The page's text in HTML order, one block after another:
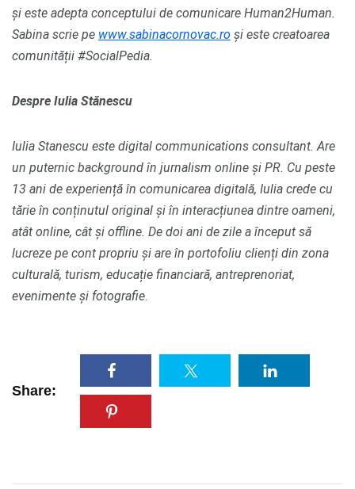
și este adepta conceptului de comunicare Human2Human.
Sabina scrie pe www.sabinacornovac.ro și este creatoarea
comunității #SocialPedia.
Despre Iulia Stănescu
Iulia Stanescu este digital communications consultant. Are
un puternic background în jurnalism online și PR. Cu peste
13 ani de experiență în comunicarea digitală, Iulia crede cu
tărie în conținutul original și în interacțiunea dintre oameni,
atât online, cât și offline. De doi ani de zile a început să
lucreze pe cont propriu și are în portofoliu clienți din zona
culturală, turism, educație financiară, antreprenoriat,
evenimente și fotografie.
Share: